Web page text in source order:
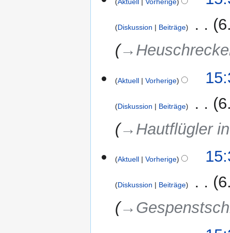
Aktuell Vorherige
Diskussion Beiträge
Aktuell Vorherige
Diskussion Beiträge
→‎Hautflügler
Aktuell Vorherige
Diskussion Beiträge